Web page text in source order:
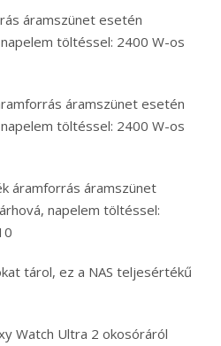
áramszünet esetén
töltéssel: 2400 W-os
áramszünet esetén
töltéssel: 2400 W-os
áramforrás áramszünet
napelem töltéssel:
tárol, ez a NAS teljesértékű
Watch Ultra 2 okosóráról